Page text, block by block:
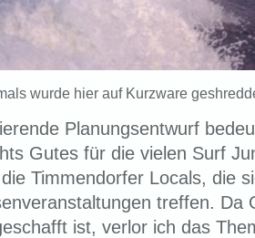
wurde hier auf Kurzware
Planungsentwurf
Gutes für die vielen Surf
Timmendorfer Locals, die
treffen. Da
ist, verlor ich das